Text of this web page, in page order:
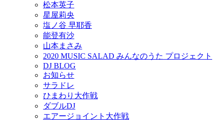
松本英子
星屋莉央
塩ノ谷 早耶香
能登有沙
山本まさみ
2020 MUSIC SALAD みんなのうた プロジェクト
DJ BLOG
お知らせ
サラドレ
ひまわり大作戦
ダブルDJ
エアージョイント大作戦